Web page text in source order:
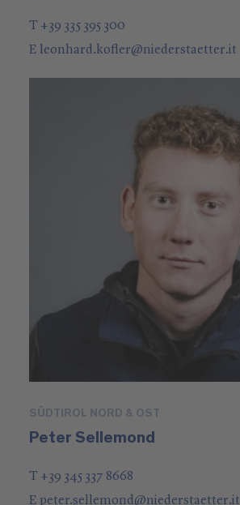
T +39 335 395 300
E leonhard.kofler@niederstaetter.it
SÜDTIROL NORD & OST
Peter Sellemond
T +39 345 337 8668
E peter.sellemond@niederstaetter.it